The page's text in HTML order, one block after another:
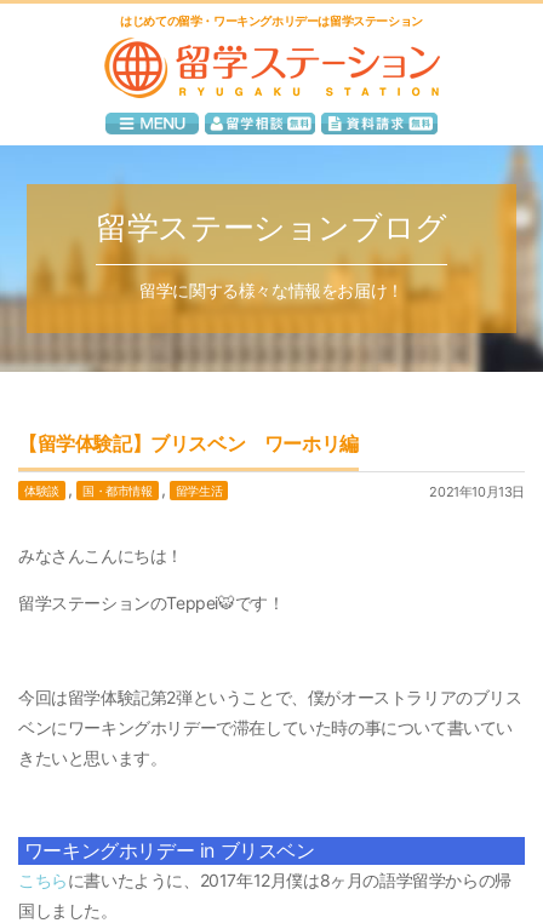
はじめての留学・ワーキングホリデーは留学ステーション
留学ステーションブログ
留学に関する様々な情報をお届け！
【留学体験記】ブリスベン ワーホリ編
体験談 , 国・都市情報 , 留学生活 2021年10月13日
みなさんこんにちは！
留学ステーションのTeppei🐯です！
今回は留学体験記第2弾ということで、僕がオーストラリアのブリス
ベンにワーキングホリデーで滞在していた時の事について書いてい
きたいと思います。
ワーキングホリデー in ブリスベン
こちらに書いたように、2017年12月僕は8ヶ月の語学留学からの帰
国しました。